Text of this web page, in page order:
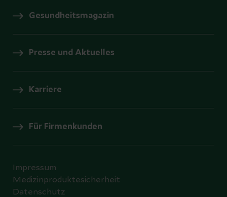
Gesundheitsmagazin
Presse und Aktuelles
Karriere
Für Firmenkunden
Impressum
Medizinproduktesicherheit
Datenschutz